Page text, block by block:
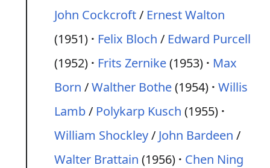
John Cockcroft/ Ernest Walton
(1951)
Felix Bloch / Edward Purcell
(1952)
Frits Zernike(1953)
Max
Born /Walther Bothe(1954) Willis
Lamb/ Polykarp Kusch (1955)
William Shockley/ John Bardeen /
Walter Brattain (1956)
Chen Ning